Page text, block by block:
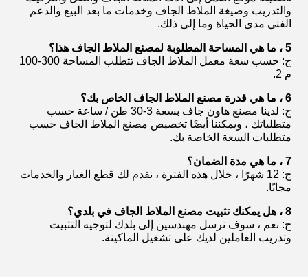
والتدريب وصيغة الملاط الجاف وخدمات ما بعد البيع والدعم
الفني مدى الحياة وما إلى ذلك.
5 ، ما هي المساحة المطلوبة لمصنع الملاط الجاف هذا؟
ج: حسب سعة معمل الملاط الجاف تتطلب المساحة 300-100
م 2.
6 ، ما هي قدرة مصنع الملاط الجاف الخاص بك؟
ج: لدينا مصنع هاون جاف بسعة 3-30 طن / ساعة حسب
متطلباتك ، ويمكننا أيضًا تخصيص مصنع الملاط الجاف حسب
متطلبات السعة الخاصة بك.
7 ، ما هي مدة الضمان؟
ج: 12 شهرًا ، خلال هذه الفترة ، نقدم لك قطع الغيار والخدمات
مجانًا.
8 ، هل يمكنك تثبيت مصنع الملاط الجاف في بلدي؟
ج: نعم ، سوف نرسل مهندسين إلى بلدك لتوجيه التثبيت
وتدريب العاملين لديك على تشغيل الماكينة.